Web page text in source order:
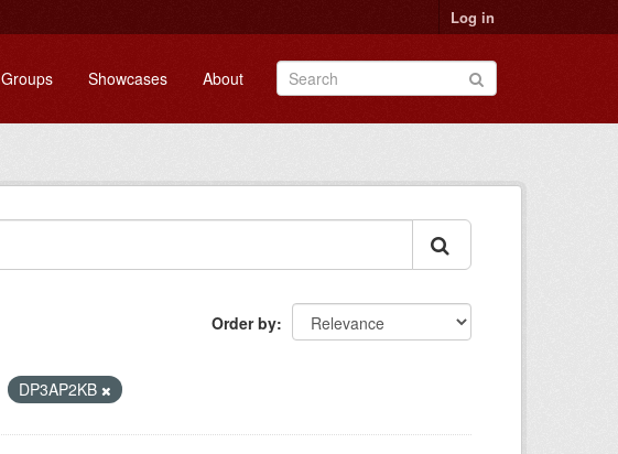
Log in
Groups Showcases About
Order by
DP3AP2KB